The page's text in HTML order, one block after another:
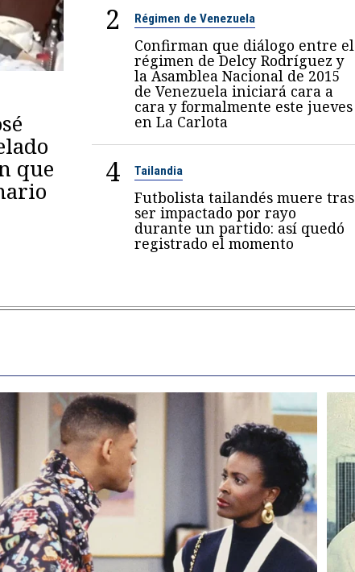
que
2 Régimen de Venezuela
Confirman que diálogo entre el
régimen de Delcy Rodríguez y
la Asamblea Nacional de 2015
de Venezuela iniciará cara a
cara y formalmente este jueves
en La Carlota
4 Tailandia
Futbolista tailandés muere tras
ser impactado por rayo
durante un partido: así quedó
registrado el momento